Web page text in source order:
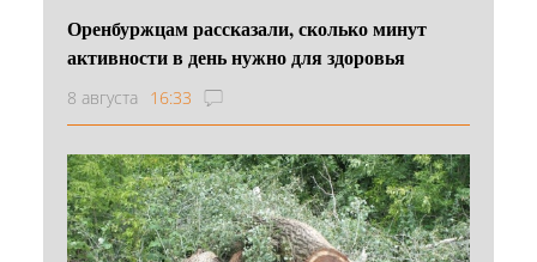
Оренбуржцам рассказали, сколько минут
активности в день нужно для здоровья
8 августа 16:33